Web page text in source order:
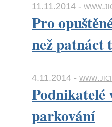
11.11.2014 -
Pro
než patnáct
4.11.2014 -
Podnikatelé
parkování